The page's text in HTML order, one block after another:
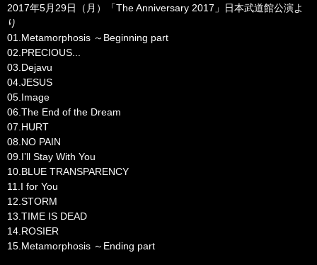
2017年5月29日（月）「The Anniversary 2017」日本武道館公演よ
り
01.Metamorphosis ～Beginning part
02.PRECIOUS...
03.Dejavu
04.JESUS
05.Image
06.The End of the Dream
07.HURT
08.NO PAIN
09.I’ll Stay With You
10.BLUE TRANSPARENCY
11.I for You
12.STORM
13.TIME IS DEAD
14.ROSIER
15.Metamorphosis ～Ending part